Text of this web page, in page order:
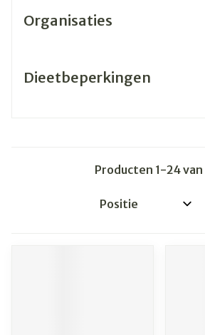
Organisaties
Dieetbeperkingen
Producten 1-24van
Sorteer op: